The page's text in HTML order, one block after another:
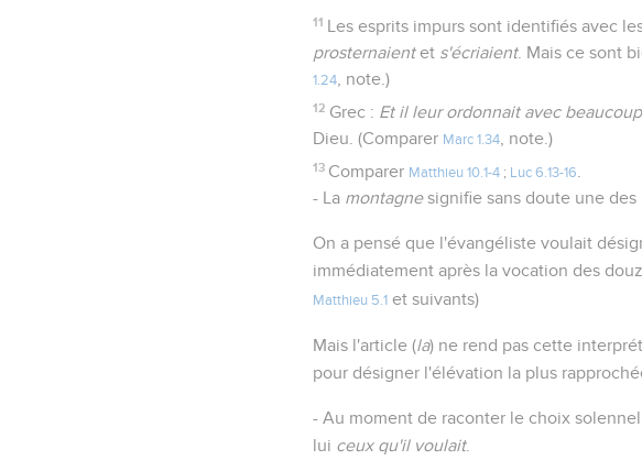
11 Les esprits impurs sont identifiés avec
prosternaientet s'écriaient. Mais ce sont
1.24
, note.)
12 Grec : Et il leur ordonnait avec
Dieu. (Comparer Marc 1.34 , note.)
13 Comparer Matthieu 10.1-4 ; Luc 6.13-16
- La montagnesignifie sans doute une des
On a pensé que l'évangéliste voulait
immédiatement après la vocation des
Matthieu 5.1 et suivants)
Mais l'article (la) ne rend pas cette
pour désigner l'élévation la plus
- Au moment de raconter le choix
lui ceux qu'il voulait.